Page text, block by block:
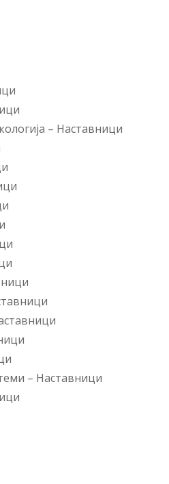
– Наставници
– Наставници